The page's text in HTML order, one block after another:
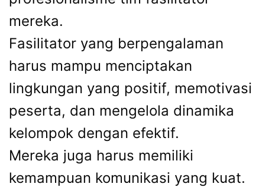
mereka.
Fasilitator yang berpengalaman
harus mampu menciptakan
lingkungan yang positif, memotivasi
peserta, dan mengelola dinamika
kelompok dengan efektif.
Mereka juga harus memiliki
kemampuan komunikasi yang kuat.